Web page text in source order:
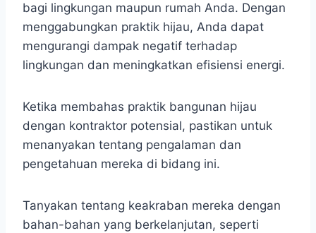
bagi lingkungan maupun rumah Anda. Dengan
menggabungkan praktik hijau, Anda dapat
mengurangi dampak negatif terhadap
lingkungan dan meningkatkan efisiensi energi.
Ketika membahas praktik bangunan hijau
dengan kontraktor potensial, pastikan untuk
menanyakan tentang pengalaman dan
pengetahuan mereka di bidang ini.
Tanyakan tentang keakraban mereka dengan
bahan-bahan yang berkelanjutan, seperti